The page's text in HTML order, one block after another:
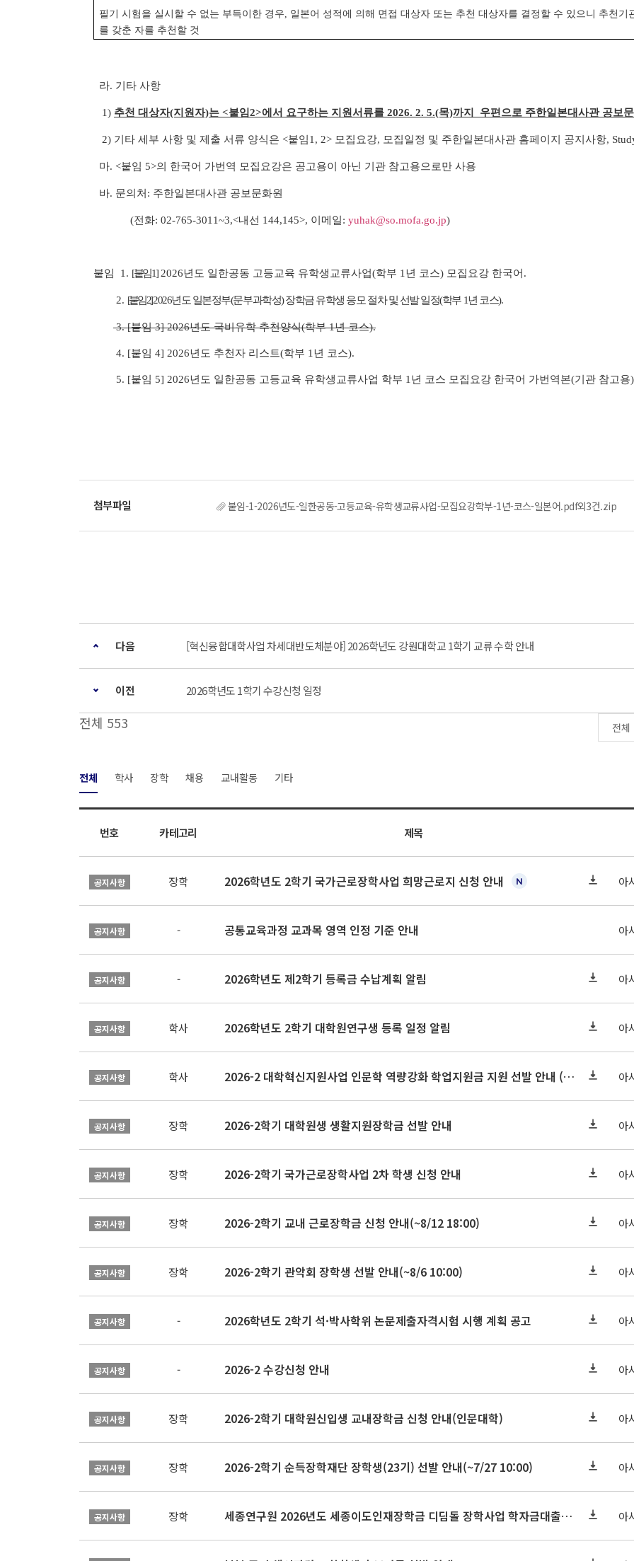
필기 시험을 실시할 수 없는 부득이한 경우, 일본어 성적에 의해 면접 대상자 또는 추천 대상자를 결정할 수 있으니 추천기
를 갖춘 자를 추천할 것
라. 기타 사항
1) 추천 대상자(지원자)는 <붙임2>에서 요구하는 지원서류를 2026. 2. 5.(목)까지 우편으로 주한일본대사관 공보
2) 기타 세부 사항 및 제출 서류 양식은 <붙임1, 2> 모집요강, 모집일정 및 주한일본대사관 홈페이지 공지사항,
마. <붙임 5>의 한국어 가번역 모집요강은 공고용이 아닌 기관 참고용으로만 사용
바. 문의처: 주한일본대사관 공보문화원
(전화: 02-765-3011~3,<내선 144,145>, 이메일: yuhak@so.mofa.go.jp)
붙임 1. [붙임 1]2026년도 일한공동 고등교육 유학생교류사업(학부 1년 코스) 모집요강 한국어.
2. [붙임 2]2026년도 일본정부(문부과학성) 장학금 유학생 응모 절차 및 선발 일정(학부 1년 코스)
3. [붙임 3] 2026년도 국비유학 추천양식(학부 1년 코스).
4. [붙임 4] 2026년도 추천자 리스트(학부 1년 코스).
5. [붙임 5] 2026년도 일한공동 고등교육 유학생교류사업 학부 1년 코스 모집요강 한국어 가번역본(기관 참고
붙임-1-2026년도-일한공동-고등교육-유학생교류사업-모집요강학부-1년-코스-일본어.pdf외3건.zip
다음 [혁신융합대학사업 차세대반도체분야] 2026학년도 강원대학교 1학기 교류 수학 안내
이전 2026학년도 1학기 수강신청 일정
전체 553
전체 학사 장학 채용 교내활동 기타
번호 카테고리 제목
공지사항 장학 2026학년도 2학기 국가근로장학사업 희망근로지 신청 안내 아
공지사항 - 공통교육과정 교과목 영역 인정 기준 안내 아
공지사항 - 2026학년도 제2학기 등록금 수납계획 알림 아
공지사항 학사 2026학년도 2학기 대학원연구생 등록 일정 알림 아
공지사항 학사 2026-2 대학혁신지원사업 인문학 역량강화 학업지원금 지원 선발 안내 (학/석/박사) 아
공지사항 장학 2026-2학기 대학원생 생활지원장학금 선발 안내 아
공지사항 장학 2026-2학기 국가근로장학사업 2차 학생 신청 안내 아
공지사항 장학 2026-2학기 교내 근로장학금 신청 안내(~8/12 18:00) 아
공지사항 장학 2026-2학기 관악회 장학생 선발 안내(~8/6 10:00) 아
공지사항 - 2026학년도 2학기 석·박사학위 논문제출자격시험 시행 계획 공고 아
공지사항 - 2026-2 수강신청 안내 아
공지사항 장학 2026-2학기 대학원신입생 교내장학금 신청 안내(인문대학) 아
공지사항 장학 2026-2학기 순득장학재단 장학생(23기) 선발 안내(~7/27 10:00) 아
공지사항 장학 세종연구원 2026년도 세종이도인재장학금 디딤돌 장학사업 학자금대출 관련분야(원금상환, 이자지원) 신청 사업 안내 아